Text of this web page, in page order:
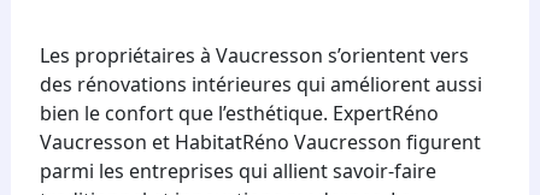
Les propriétaires à Vaucresson s’orientent vers
des rénovations intérieures qui améliorent aussi
bien le confort que l’esthétique. ExpertRéno
Vaucresson et HabitatRéno Vaucresson figurent
parmi les entreprises qui allient savoir-faire